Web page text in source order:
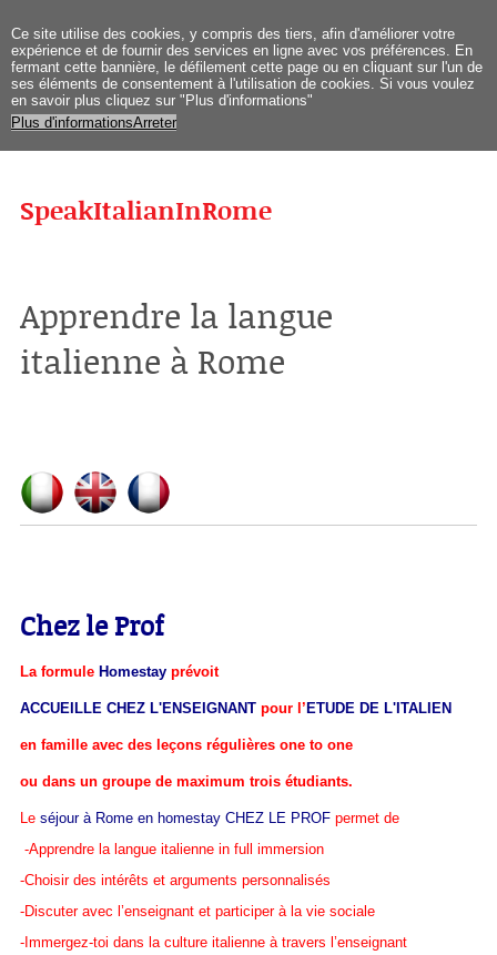
Ce site utilise des cookies, y compris des tiers, afin d'améliorer votre
expérience et de fournir des services en ligne avec vos préférences. En
fermant cette bannière, le défilement cette page ou en cliquant sur l'un de
ses éléments de consentement à l'utilisation de cookies. Si vous voulez
en savoir plus cliquez sur " Plus d'informations"
Plus d'informationsArreter
SpeakItalianInRome
Apprendre la langue
italienne à Rome
Chez le Prof
La formule Homestay prévoit
ACCUEILLE CHEZ L'ENSEIGNANT pour l’ ETUDE DE L'ITALIEN
en famille avec des leçons régulières one to one
ou dans un groupe de maximum trois étudiants.
Le séjour à Rome en homestay CHEZ LE PROF permet de
-Apprendre la langue italienne in full immersion
-Choisir des intérêts et arguments personnalisés
-Discuter avec l’enseignant et participer à la vie sociale
-Immergez-toi dans la culture italienne à travers l’enseignant